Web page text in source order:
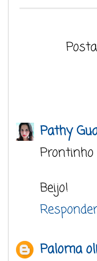
Pathy
Beijo!
Paloma